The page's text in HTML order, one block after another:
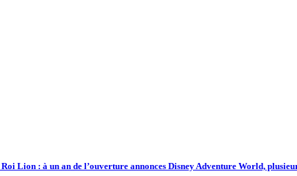
Lion : à un an de l’ouverture annonces Disney Adventure World,